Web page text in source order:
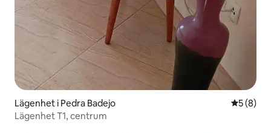
Lägenhet i Pedra Badejo 5 av 5 i
5 (8)
Lägenhet T1, centrum